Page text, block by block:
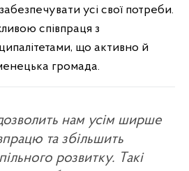
усі свої потреби.
співпраця з
що активно й
громада.
нам усім ширше
та збільшить
розвитку. Такі